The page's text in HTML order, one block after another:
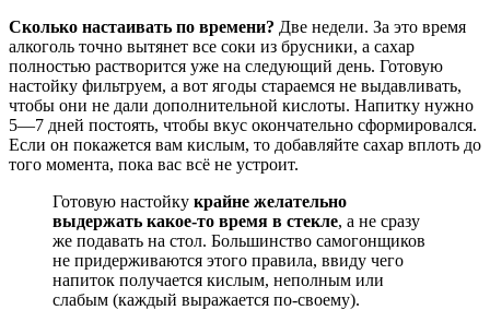
Сколько настаивать по времени? Две недели. За это время
алкоголь точно вытянет все соки из брусники, а сахар
полностью растворится уже на следующий день. Готовую
настойку фильтруем, а вот ягоды стараемся не выдавливать,
чтобы они не дали дополнительной кислоты. Напитку нужно
5—7 дней постоять, чтобы вкус окончательно сформировался.
Если он покажется вам кислым, то добавляйте сахар вплоть до
того момента, пока вас всё не устроит.
Готовую настойку крайне желательно
выдержать какое-то время в стекле, а не сразу
же подавать на стол. Большинство самогонщиков
не придерживаются этого правила, ввиду чего
напиток получается кислым, неполным или
слабым (каждый выражается по-своему).